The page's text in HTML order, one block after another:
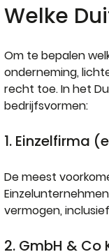
Welke
Om te bepalen
onderneming,
recht toe. In het
bedrijfsvormen:
1. Einzelfirma
De meest
vermogen,
2. GmbH & Co